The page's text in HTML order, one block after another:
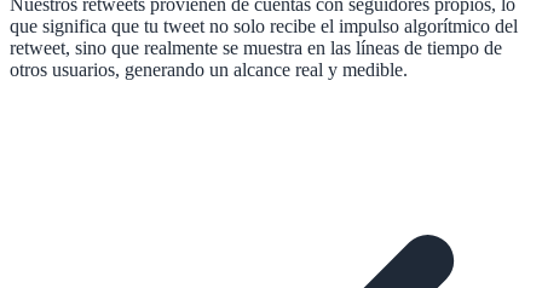
Nuestros retweets provienen de cuentas con seguidores propios, lo
que significa que tu tweet no solo recibe el impulso algorítmico del
retweet, sino que realmente se muestra en las líneas de tiempo de
otros usuarios, generando un alcance real y medible.